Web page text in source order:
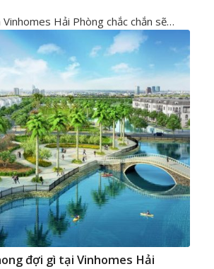
Hải Phòng chắc chắn sẽ…
đợi gì tại Vinhomes Hải